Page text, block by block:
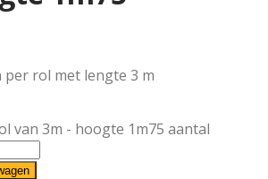
rol met lengte 3 m
van 3m - hoogte 1m75 aantal